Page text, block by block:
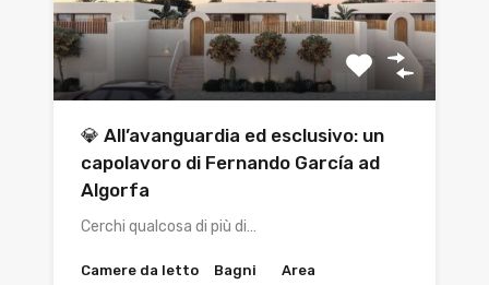
💎 All’avanguardia ed esclusivo: un
capolavoro di Fernando García ad
Algorfa
Cerchi qualcosa di più di…
Camere da letto Bagni Area